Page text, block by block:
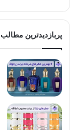
پربازدیدترین مطالب